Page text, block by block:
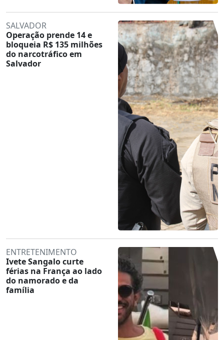
SALVADOR
Operação prende 14 e
bloqueia R$ 135 milhões
do narcotráfico em
Salvador
ENTRETENIMENTO
Ivete Sangalo curte
férias na França ao lado
do namorado e da
família